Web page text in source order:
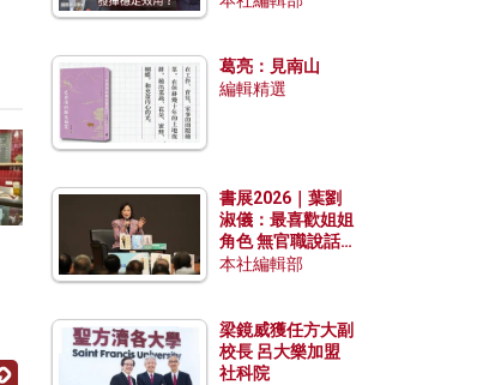
葛亮：見南山
編輯精選
書展2026｜葉劉
淑儀：最喜歡姐姐
角色 無官職說話
包袱少
本社編輯部
梁鏡威獲任方大副
校長 呂大樂加盟
社科院